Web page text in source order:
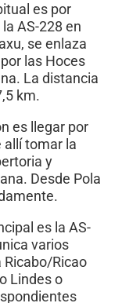
es por
AS-228 en
se enlaza
las Hoces
La distancia
km.
es llegar por
allí tomar la
y
Desde Pola
es la AS-
varios
Ricabo/Ricao
Lindes o